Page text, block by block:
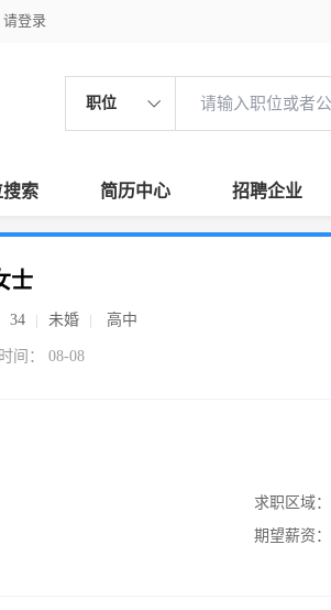
请登录
职位
索 简历中心 招聘企业
士
34 未婚 高中
间： 08-08
求职区域：
期望薪资：